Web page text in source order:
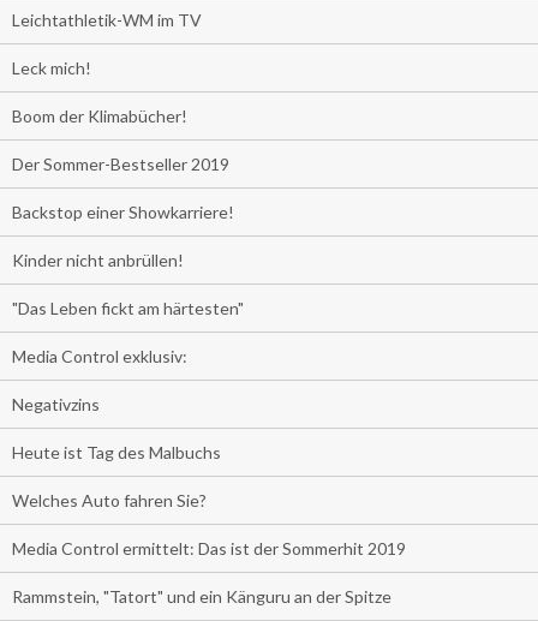
Leichtathletik-WM im TV
Leck mich!
Boom der Klimabücher!
Der Sommer-Bestseller 2019
Backstop einer Showkarriere!
Kinder nicht anbrüllen!
"Das Leben fickt am härtesten"
Media Control exklusiv:
Negativzins
Heute ist Tag des Malbuchs
Welches Auto fahren Sie?
Media Control ermittelt: Das ist der Sommerhit 2019
Rammstein, "Tatort" und ein Känguru an der Spitze